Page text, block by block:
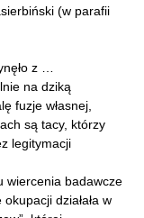
(w parafii
z …
na dziką
fuzje własnej,
są tacy, którzy
legitymacji
wiercenia badawcze
działała w